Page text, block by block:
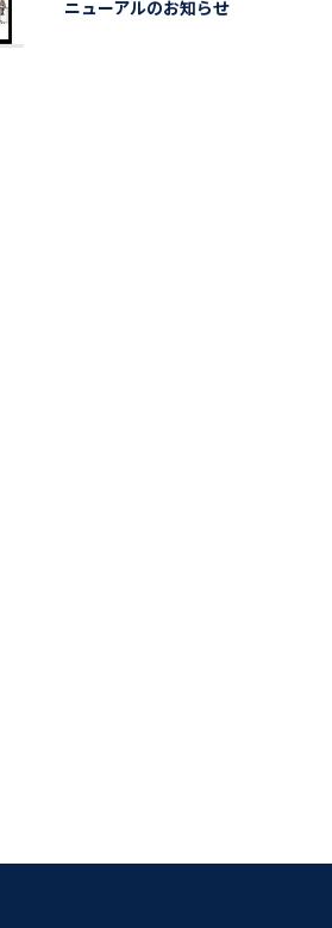
ニューアルのお知らせ